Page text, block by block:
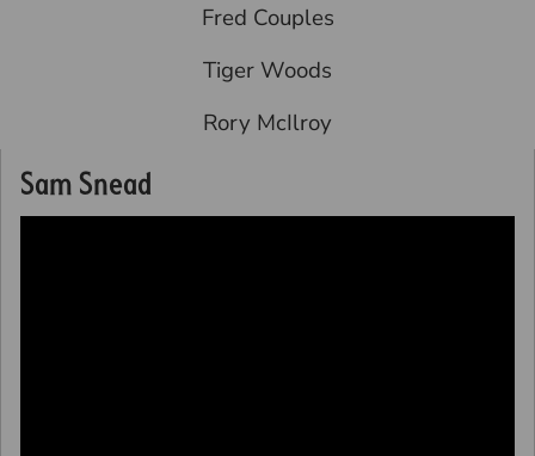
Fred Couples
Tiger Woods
Rory McIlroy
Sam Snead